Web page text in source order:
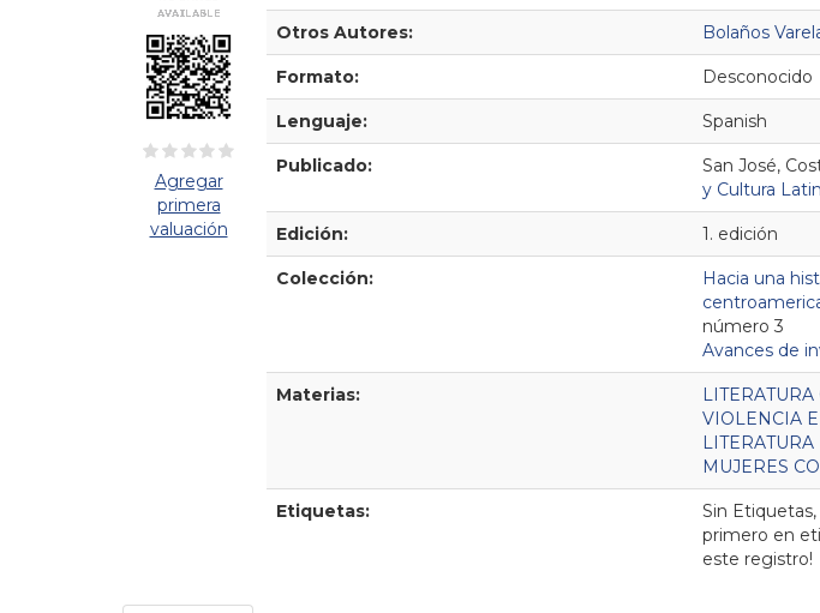
Agregar
primera
valuación
Detalles Bibliográficos
Otros Autores: Bolaños
Formato: Desconocido
Lenguaje: Spanish
Publicado: San José,
y Cultura
Edición: 1. edición
Colección:
Hacia una
número 3
Avances de
Materias:
VIOLENCIA
MUJERES
Etiquetas:
Sin Etiquetas,
primero en
este registro!